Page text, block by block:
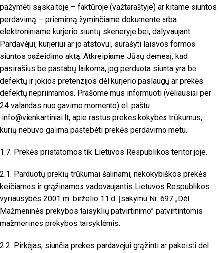
pažymėti sąskaitoje – faktūroje (važtaraštyje) ar kitame siuntos
perdavimą – priėmimą žyminčiame dokumente arba
elektroniniame kurjerio siuntų skeneryje bei, dalyvaujant
Pardavėjui, kurjeriui ar jo atstovui, surašyti laisvos formos
siuntos pažeidimo aktą. Atkreipiame Jūsų dėmesį, kad
pasirašius be pastabų laikoma, jog perduota siunta yra be
defektų ir jokios pretenzijos dėl kurjerio paslaugų ar prekės
defektų nepriimamos. Prašome mus informuoti (vėliausiai per
24 valandas nuo gavimo momento) el. paštu
info@vienkartiniai.lt, apie rastus prekės kokybės trūkumus,
kurių nebuvo galima pastebėti prekės perdavimo metu.
1.7. Prekės pristatomos tik Lietuvos Respublikos teritorijoje.
2.1. Parduotų prekių trūkumai šalinami, nekokybiškos prekės
keičiamos ir grąžinamos vadovaujantis Lietuvos Respublikos
vyriausybės 2001 m. birželio 11 d. įsakymu Nr. 697 „Dėl
Mažmeninės prekybos taisyklių patvirtinimo” patvirtintomis
mažmeninės prekybos taisyklėmis.
2.2. Pirkėjas, siunčia prekes pardavėjui grąžinti ar pakeisti dėl